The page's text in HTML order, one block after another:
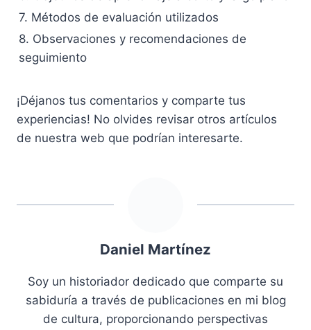
7. Métodos de evaluación utilizados
8. Observaciones y recomendaciones de
seguimiento
¡Déjanos tus comentarios y comparte tus
experiencias! No olvides revisar otros artículos
de nuestra web que podrían interesarte.
Daniel Martínez
Soy un historiador dedicado que comparte su
sabiduría a través de publicaciones en mi blog
de cultura, proporcionando perspectivas